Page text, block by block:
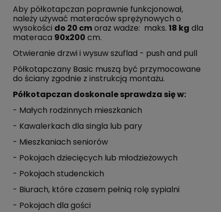
Aby półkotapczan poprawnie funkcjonował,
należy używać materaców sprężynowych o
wysokości do 20 cmoraz wadze: maks. 18 kg dla
materaca 90x200 cm.
Otwieranie drzwi i wysuw szuflad - push and pull
Półkotapczany Basic muszą być przymocowane
do ściany zgodnie z instrukcją montażu.
Półkotapczan doskonale sprawdza się w:
- Małych rodzinnych mieszkanich
- Kawalerkach dla singla lub pary
- Mieszkaniach seniorów
- Pokojach dziecięcych lub młodzieżowych
- Pokojach studenckich
- Biurach, które czasem pełnią rolę sypialni
- Pokojach dla gości